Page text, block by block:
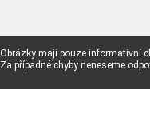
Obrázky mají pouze informativní
Za případné chyby neneseme